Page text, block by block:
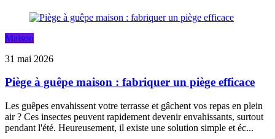
Maison
31 mai 2026
Piège à guêpe maison : fabriquer un piège efficace
Les guêpes envahissent votre terrasse et gâchent vos repas en plein
air ? Ces insectes peuvent rapidement devenir envahissants, surtout
pendant l'été. Heureusement, il existe une solution simple et éc...